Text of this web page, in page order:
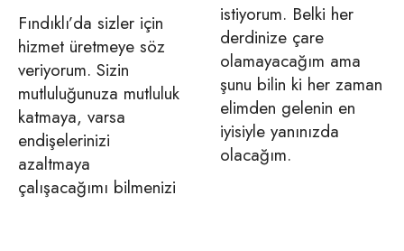
Fındıklı’da sizler için
hizmet üretmeye söz
veriyorum. Sizin
mutluluğunuza mutluluk
katmaya, varsa
endişelerinizi
azaltmaya
çalışacağımı bilmenizi
istiyorum. Belki her
derdinize çare
olamayacağım ama
şunu bilin ki her zaman
elimden gelenin en
iyisiyle yanınızda
olacağım.